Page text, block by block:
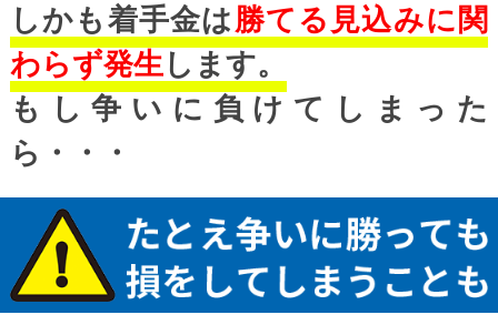
しかも着手金は勝てる見込みに関
わらず発生します。
もし争いに負けてしまった
ら・・・